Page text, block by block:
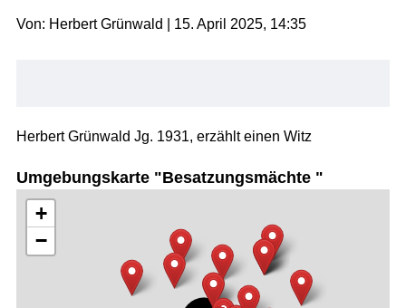
Von: Herbert Grünwald | 15. April 2025, 14:35
Herbert Grünwald Jg. 1931, erzählt einen Witz
Umgebungskarte "Besatzungsmächte "
+
−